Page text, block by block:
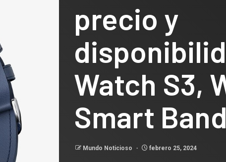
precio y
Watch S3,
Smart
Mundo Noticioso febrero 25, 2024